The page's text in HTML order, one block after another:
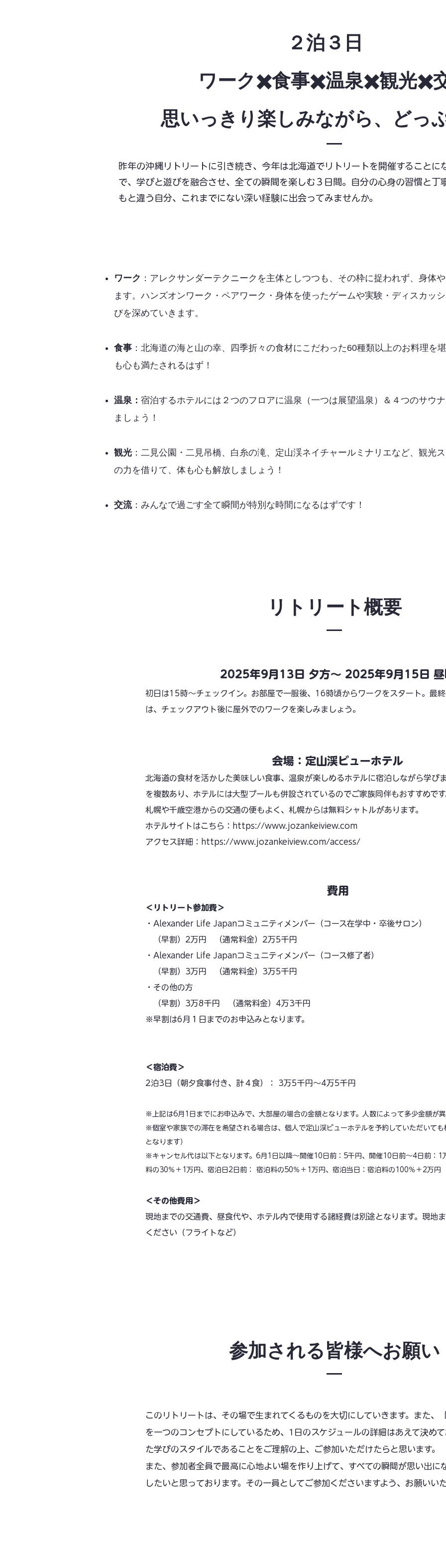
２泊３日
ワーク✖️食事✖️温泉✖️観光✖️
思いっきり楽しみながら、どっ
昨年の沖縄リトリートに引き続き、今年は北海道でリトリートを開催することに
で、学びと遊びを融合させ、全ての瞬間を楽しむ３日間。自分の心身の習慣と丁
もと違う自分、これまでにない深い経験に出会ってみませんか。
ワーク ：アレクサンダーテクニークを主体としつつも、その枠に捉われず、身体
ます。ハンズオンワーク・ペアワーク・身体を使ったゲームや実験・ディスカッ
びを深めていきます。
食事 ：北海道の海と山の幸、四季折々の食材にこだわった60種類以上のお料理を
も心も満たされるはず！
温泉： 宿泊するホテルには２つのフロアに温泉（一つは展望温泉）＆４つのサウ
ましょう！
観光 ：二見公園・二見吊橋、白糸の滝、定山渓ネイチャールミナリエなど、観光
の力を借りて、体も心も解放しましょう！
交流：みんなで過ごす全て瞬間が特別な時間になるはずです！
リトリート概要
2025年9月13日 夕方〜 2025年9月15日 昼
初日は15時〜チェックイン。お部屋で一服後、16時頃からワークをスタート。最終
は、チェックアウト後に屋外でのワークを楽しみましょう。
会場：定山渓ビューホテル
北海道の食材を活かした美味しい食事、温泉が楽しめるホテルに宿泊しながら学び
を複数あり、ホテルには大型プールも併設されているのでご家族同伴もおすすめです
札幌や千歳空港からの交通の便もよく、札幌からは無料シャトルがあります。
ホテルサイトはこちら：
https://www.jozankeiview.com
アクセス詳細：
https://www.jozankeiview.com/access/
費用
＜リトリート参加費＞
・Alexander Life Japanコミュニティメンバー（コース在学中・卒後サロン）
（早割）2万円 （通常料金）2万5千円
・Alexander Life Japanコミュニティメンバー（コース修了者）
（早割）3万円 （通常料金）3万5千円
・その他の方
（早割）3万8千円 （通常料金）4万3千円
​※早割は6月１日までのお申込みとなります。
＜宿泊費＞
2泊3日（朝夕食事付き、計４食）： 3万5千円～4万5千円
※上記は6月1日までにお申込みで、大部屋の場合の金額となります。人数によって多少金額が異
​※個室や家族での滞在を希望される場合は、個人で定山渓ビューホテルを予約していただいて
となります）
​※キャンセル代は以下となります。6月1日以降〜開催10日前：5千円、開催10日前〜4日前：1
料の30％＋1万円、宿泊日2日前： 宿泊料の50％＋1万円、宿泊当日：宿泊料の100％＋2万円
​＜その他費用＞
現地までの交通費、昼食代や、ホテル内で使用する諸経費は別途となります。現地
ください（フライトなど）
​参加される皆様へお願い
このリトリートは、その場で生まれてくるものを大切にしていきます。また、
を一つのコンセプトにしているため、1日のスケジュールの詳細はあえて決め
た学びのスタイルであることをご理解の上、ご参加いただけたらと思います。
また、参加者全員で最高に心地よい場を作り上げて、すべての瞬間が思い出に
したいと思っております。その一員としてご参加くださいますよう、お願いいた